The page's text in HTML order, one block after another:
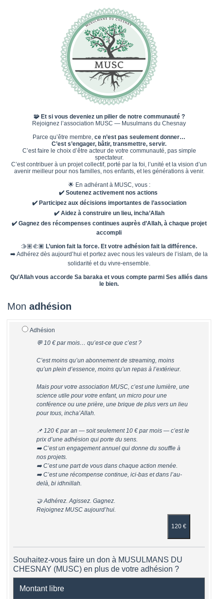
🧩Et si vous deveniez un pilier de notre communauté ?
Rejoignez l’association MUSC — Musulmans du Chesnay
Parce qu’être membre, ce n’est pas seulement donner…
C’est s’engager, bâtir, transmettre, servir.
C’est faire le choix d’être acteur de votre communauté, pas simple
spectateur.
C’est contribuer à un projet collectif, porté par la foi, l’unité et la vision d’un
avenir meilleur pour nos familles, nos enfants, et les générations à venir.
🌟 En adhérant à MUSC, vous :
✔️ Soutenez activement nos actions
✔️Participez aux décisions importantes de l’association
✔️Aidez à construire un lieu, incha’Allah
✔️Gagnez des récompenses continues auprès d’Allah, à chaque projet
accompli
🫱🏽‍🫲🏿 L’union fait la force. Et votre adhésion fait la différence.
➡️ Adhérez dès aujourd’hui et portez avec nous les valeurs de l’islam, de la
solidarité et du vivre-ensemble.
Qu’Allah vous accorde Sa baraka et vous compte parmi Ses alliés dans
le bien.
Mon adhésion
Adhésion
💬 10 € par mois… qu’est-ce que c’est ?
C’est moins qu’un abonnement de streaming, moins
qu’un plein d’essence, moins qu’un repas à l’extérieur.
Mais pour votre association MUSC, c’est une lumière, une
science utile pour votre enfant, un micro pour une
conférence ou une prière, une brique de plus vers un lieu
pour tous, incha’Allah.
📌 120 € par an — soit seulement 10 € par mois — c’est le
prix d’une adhésion qui porte du sens.
➡️ C’est un engagement annuel qui donne du souffle à
nos projets.
➡️ C’est une part de vous dans chaque action menée.
➡️ C’est une récompense continue, ici-bas et dans l’au-
delà, bi idhnillah.
🤝 Adhérez. Agissez. Gagnez.
Rejoignez MUSC aujourd’hui.
120 €
Souhaitez-vous faire un don à MUSULMANS DU
CHESNAY (MUSC) en plus de votre adhésion ?